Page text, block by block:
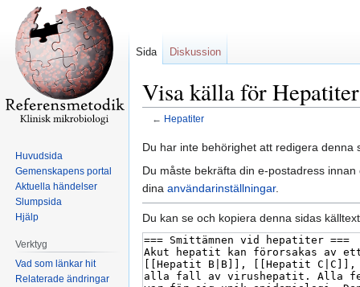
Visa källa för Hepatiter
← Hepatiter
Hoppa
till
navigering
Hoppa
till
sök
Du har inte behörighet att redigera denna
Du måste bekräfta din e-postadress
dina användarinställningar.
Du kan se och kopiera denna sidas
Sida Diskussion
Huvudsida
Gemenskapens portal
Aktuella händelser
Slumpsida
Hjälp
Verktyg
Vad som länkar hit
Relaterade ändringar